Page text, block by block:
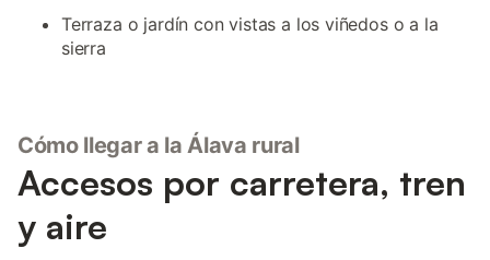
Terraza o jardín con vistas a los viñedos o a la
sierra
Cómo llegar a la Álava rural
Accesos por carretera, tren
y aire